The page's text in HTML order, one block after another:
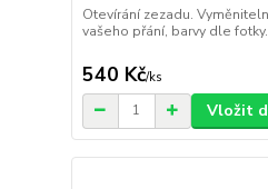
Otevírání zezadu.
vašeho přání, barvy dle
540 Kč/ks
Vložit